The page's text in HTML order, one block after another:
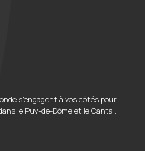
s'engagent à vos côtés pour
le Puy-de-Dôme et le Cantal.